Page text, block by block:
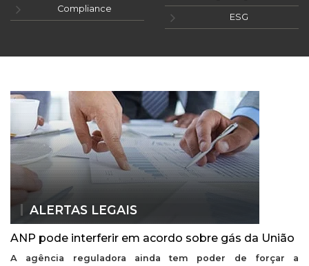
Compliance
ESG
ALERTAS LEGAIS
ANP pode interferir em acordo sobre gás da União
A agência reguladora ainda tem poder de forçar a